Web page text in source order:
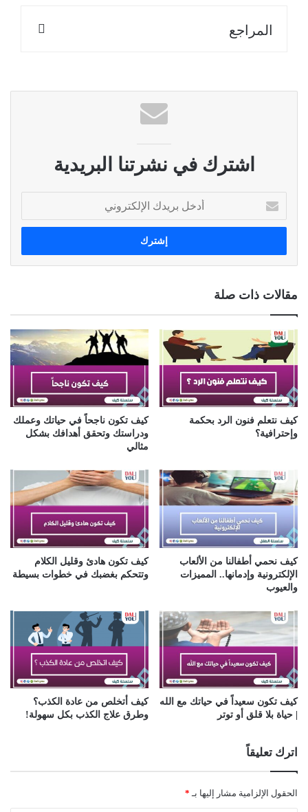
المراجع
اشترك في نشرتنا البريدية
خ
ب
د
ك
ا
ل
إ
ت
و
مقالات ذات صلة
كيف نتعلم فنون الرد بحكمة
وإحترافية؟
كيف تكون ناجحاً في حياتك وعملك
ودراستك وتحقق أهدافك بشكل
مثالي
كيف نحمي أطفالنا من الألعاب
الإلكترونية وإدمانها.. المميزات
والعيوب
كيف تكون هادئ وقليل الكلام
وتتحكم بغضبك في خطوات بسيطة
كيف تكون سعيداً في حياتك مع الله
| حياة بلا قلق أو توتر
كيف أتخلص من عادة الكذب؟
وطرق علاج الكذب بكل سهولة!
اترك تعليقاً
الحقول الإلزامية مشار إليها بـ *